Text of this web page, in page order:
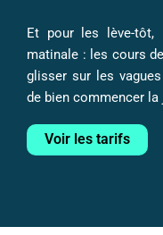
Et pour les lève-tôt,
matinale : les cours
glisser sur les
de bien commencer la
Voir les tarifs